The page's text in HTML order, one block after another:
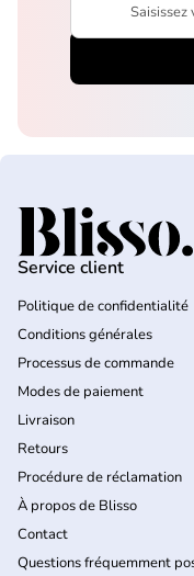
Saisissez votre
Accueil
Service client
Politique de confidentialité
Conditions générales
Processus de commande
Modes de paiement
Livraison
Retours
Procédure de réclamation
À propos de Blisso
Contact
Questions fréquemment